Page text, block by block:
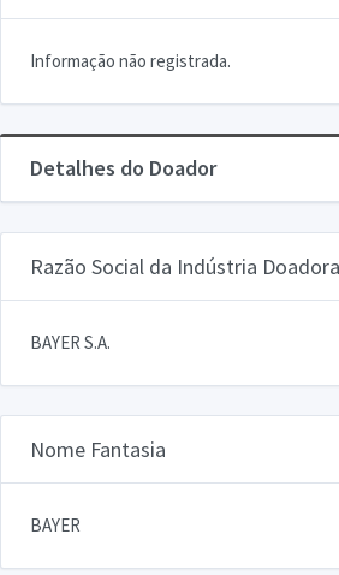
Informação não registrada.
Detalhes do Doador
Razão Social da Indústria Doadora
BAYER S.A.
Nome Fantasia
BAYER